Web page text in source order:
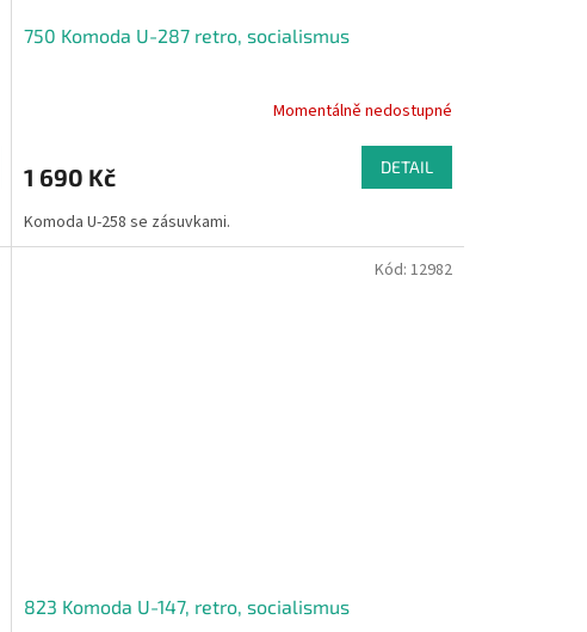
750 Komoda U-287 retro, socialismus
Momentálně nedostupné
1 690 Kč DETAIL
Komoda U-258 se zásuvkami.
823 Komoda U-147, retro, socialismus
Kód: 12982